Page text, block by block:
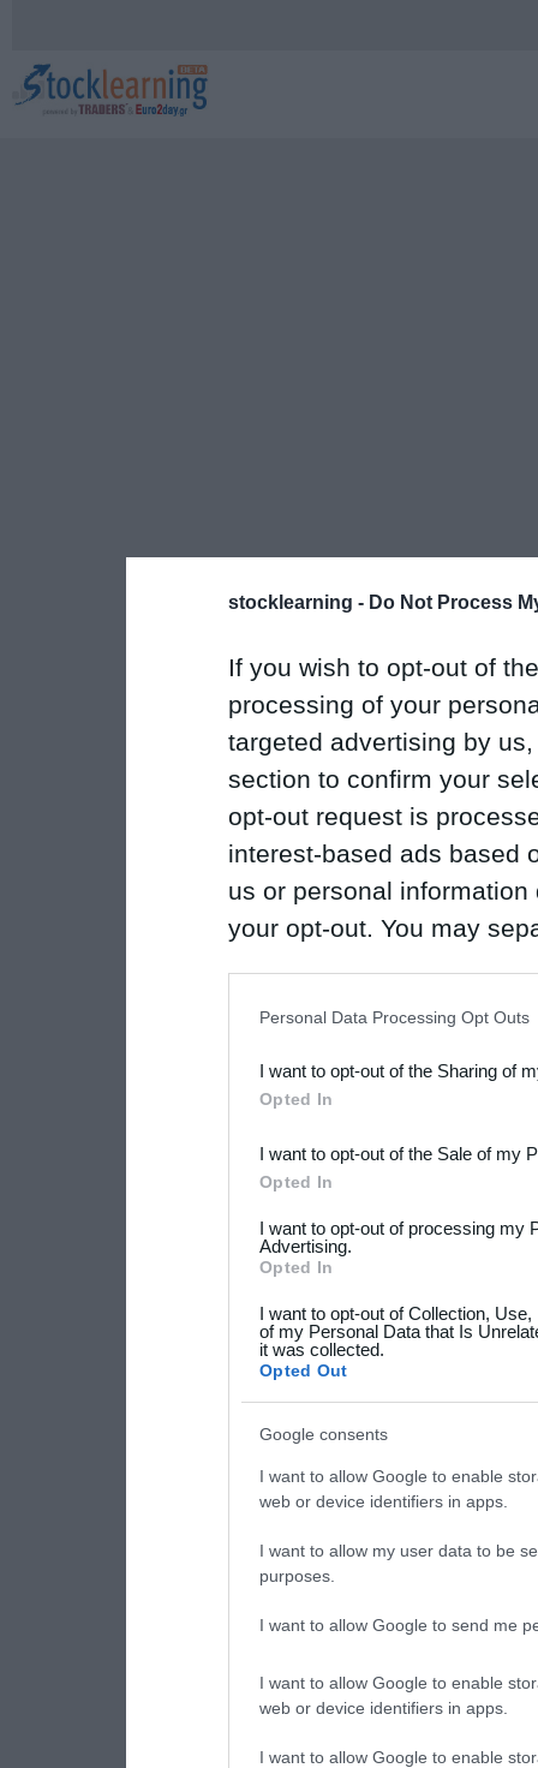
stocklearning - Do Not Process
If you wish to opt-out of
processing of your
targeted advertising by
section to confirm your
opt-out request is
interest-based ads based
us or personal
your opt-out. You may
Downstream Participants
third parties.
Please note that this
not limited to your visit or
your data for below
consent section.
Personal Data Processing Opt Outs
I want to opt-out of the Sharing of
Opted In
I want to opt-out of the Sale of my
Opted In
I want to opt-out of processing my
Advertising.
Opted In
I want to opt-out of Collection,
of my Personal Data that Is
it was collected.
Opted Out
Google consents
I want to allow Google to enable
web or device identifiers in apps.
I want to allow my user data to be
purposes.
I want to allow Google to send me
I want to allow Google to enable
web or device identifiers in apps.
I want to allow Google to enable